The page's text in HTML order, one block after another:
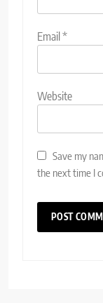
Email*
Website
Save my
the next time I